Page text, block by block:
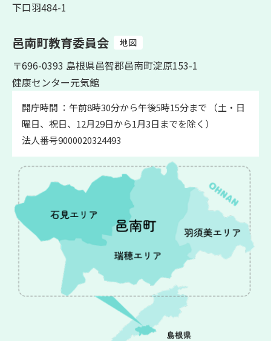
下口羽484-1
邑南町教育委員会 地図
〒696-0393 島根県邑智郡邑南町淀原153-1
健康センター元気館
開庁時間 ：午前8時30分から午後5時15分まで （土・日
曜日、祝日、12月29日から1月3日までを除く）
法人番号9000020324493